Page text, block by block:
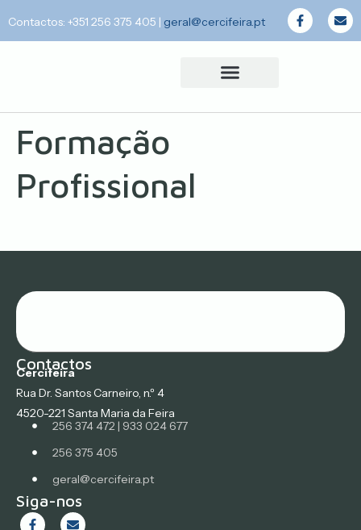
Contactos: +351 256 375 405 | geral@cercifeira.pt
Formação
Profissional
Contactos
Cercifeira
Rua Dr. Santos Carneiro, n.º 4
4520-221 Santa Maria da Feira
256 374 472 | 933 024 677
256 375 405
geral@cercifeira.pt
Siga-nos